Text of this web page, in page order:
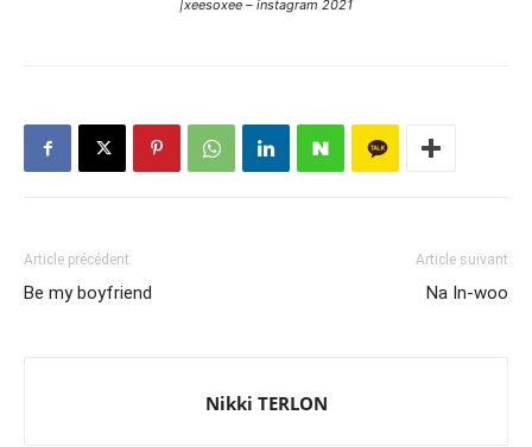
|xeesoxee – instagram 2021
Article précédent
Be my boyfriend
Article suivant
Na In-woo
Nikki TERLON